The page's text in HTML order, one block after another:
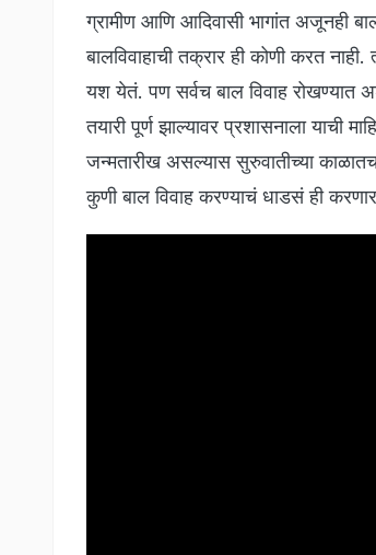
​ग्रामीण आणि आदिवासी भागांत अजूनही
बालविवाहाची तक्रार ही कोणी करत
यश येतं. पण सर्वच बाल विवाह रोखण्यात
तयारी पूर्ण झाल्यावर प्रशासनाला याची
जन्मतारीख असल्यास सुरुवातीच्या
कुणी बाल विवाह करण्याचं धाडसं ही करणार